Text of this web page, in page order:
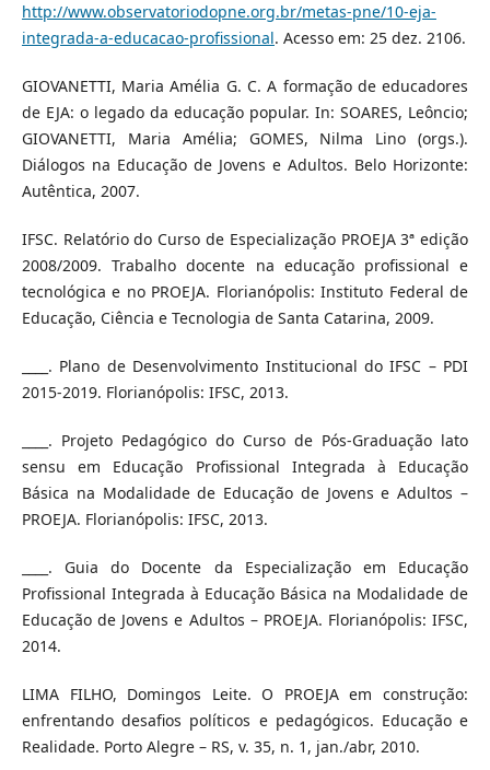
http://www.observatoriodopne.org.br/metas-pne/10-eja-
integrada-a-educacao-profissional. Acesso em: 25 dez. 2106.
GIOVANETTI, Maria Amélia G. C. A formação de educadores
de EJA: o legado da educação popular. In: SOARES, Leôncio;
GIOVANETTI, Maria Amélia; GOMES, Nilma Lino (orgs.).
Diálogos na Educação de Jovens e Adultos. Belo Horizonte:
Autêntica, 2007.
IFSC. Relatório do Curso de Especialização PROEJA 3ª edição
2008/2009. Trabalho docente na educação profissional e
tecnológica e no PROEJA. Florianópolis: Instituto Federal de
Educação, Ciência e Tecnologia de Santa Catarina, 2009.
____. Plano de Desenvolvimento Institucional do IFSC – PDI
2015-2019. Florianópolis: IFSC, 2013.
____. Projeto Pedagógico do Curso de Pós-Graduação lato
sensu em Educação Profissional Integrada à Educação
Básica na Modalidade de Educação de Jovens e Adultos –
PROEJA. Florianópolis: IFSC, 2013.
____. Guia do Docente da Especialização em Educação
Profissional Integrada à Educação Básica na Modalidade de
Educação de Jovens e Adultos – PROEJA. Florianópolis: IFSC,
2014.
LIMA FILHO, Domingos Leite. O PROEJA em construção:
enfrentando desafios políticos e pedagógicos. Educação e
Realidade. Porto Alegre – RS, v. 35, n. 1, jan./abr, 2010.